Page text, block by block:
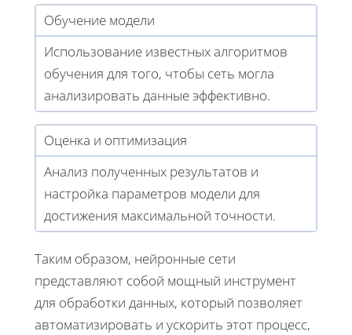
Обучение модели
Использование известных алгоритмов
обучения для того, чтобы сеть могла
анализировать данные эффективно.
Оценка и оптимизация
Анализ полученных результатов и
настройка параметров модели для
достижения максимальной точности.
Таким образом, нейронные сети
представляют собой мощный инструмент
для обработки данных, который позволяет
автоматизировать и ускорить этот процесс,